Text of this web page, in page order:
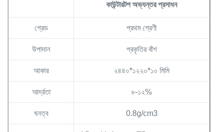
কাউন্টারটপ অভ্যন্তর প্রসাধন
গ্রেড প্রথম শ্রেণী
উপাদান প্রকৃতির বাঁশ
আকার ২৪৪০*১২২০*১০ মিমি
আর্দ্রতা ৮-১২%
ঘনত্ব 0.8g/cm3